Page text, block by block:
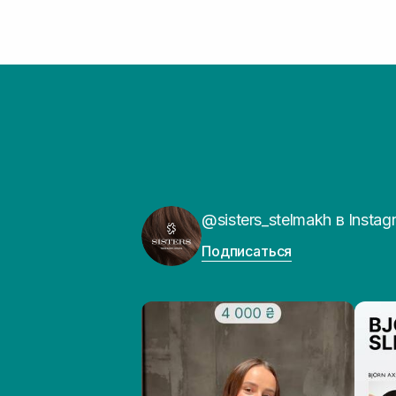
@sisters_stelmakh в
Подписаться